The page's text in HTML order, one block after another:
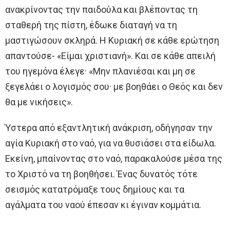
ανακρίνοντας την παιδούλα και βλέποντας τη
σταθερή της πίστη, έδωκε διαταγή να τη
μαστιγώσουν σκληρά. Η Κυριακή σε κάθε ερώτηση
απαντούσε- «Είμαι χριστιανή». Και σε κάθε απειλή
του ηγεμόνα έλεγε· «Μην πλανιέσαι και μη σε
ξεγελάει ο λογισμός σου· με βοηθάει ο Θεός και δεν
θα με νικήσεις».
Ύστερα από εξαντλητική ανάκριση, οδήγησαν την
αγία Κυριακή στο ναό, για να θυσιάσει στα είδωλα.
Εκείνη, μπαίνοντας στο ναό, παρακαλούσε μέσα της
το Χριστό να τη βοηθήσει. Ένας δυνατός τότε
σεισμός κατατρόμαξε τους δημίους και τα
αγάλματα του ναού έπεσαν κι έγιναν κομμάτια.